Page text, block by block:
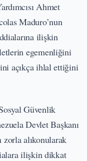
Ahmet
Maduro’nun
ilişkin
egemenliğini
açıkça ihlal ettiğini
Güvenlik
Devlet Başkanı
alıkonularak
ilişkin dikkat